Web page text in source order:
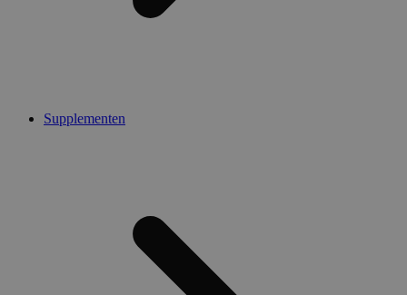
Supplementen